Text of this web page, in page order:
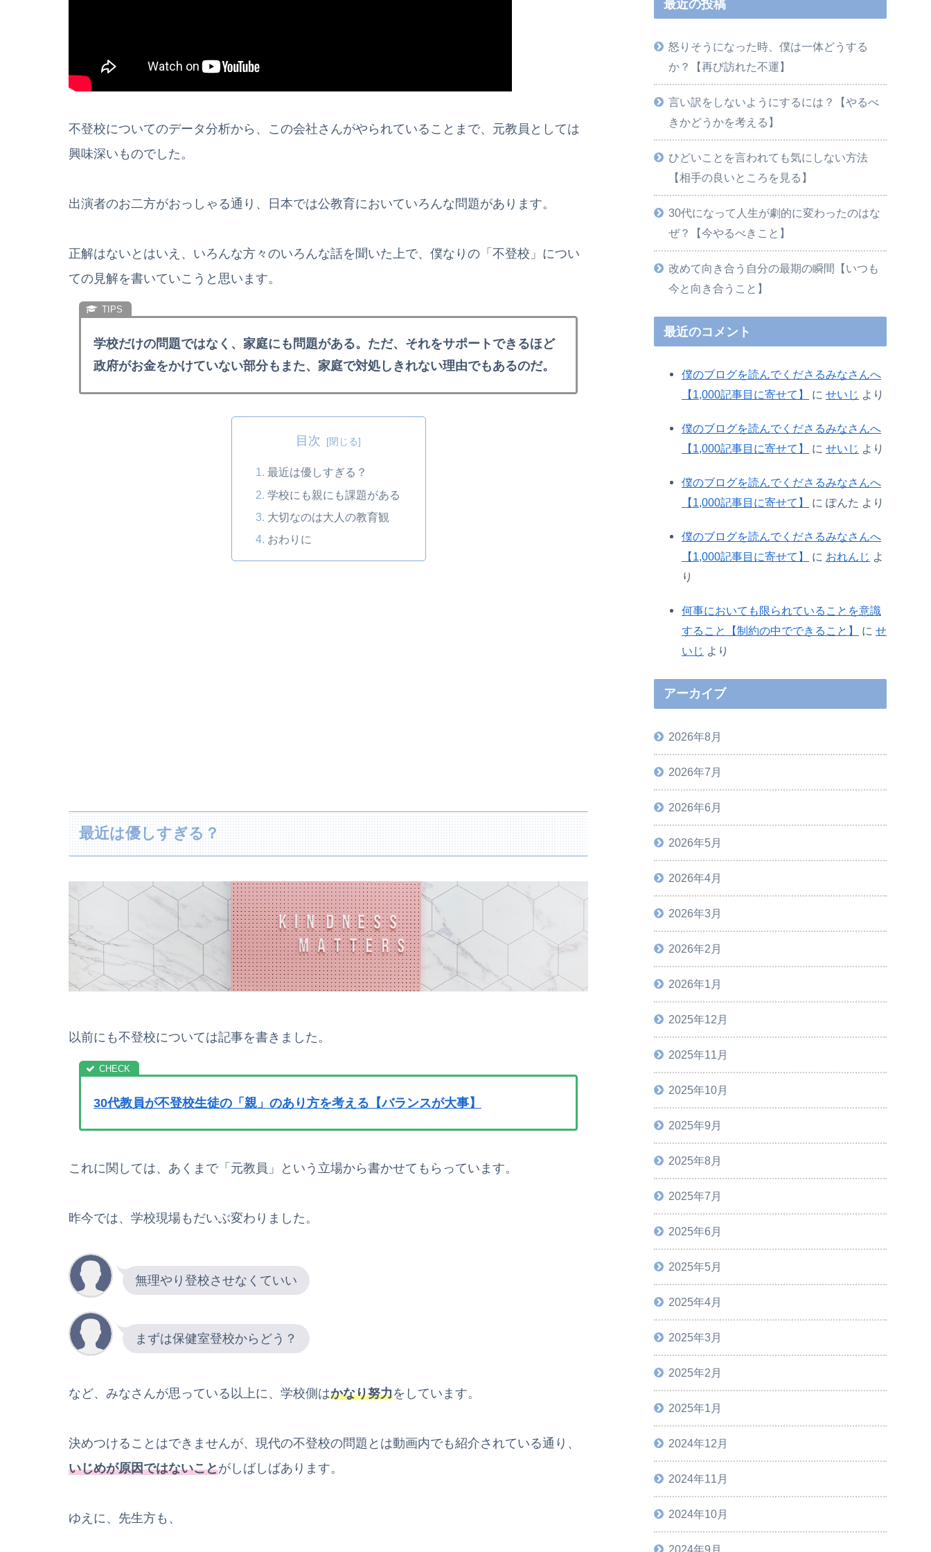
不登校についてのデータ分析から、この会社さんがやられていることまで、元教員としては
興味深いものでした。
出演者のお二方がおっしゃる通り、日本では公教育においていろんな問題があります。
正解はないとはいえ、いろんな方々のいろんな話を聞いた上で、僕なりの「不登校」につい
ての見解を書いていこうと思います。
学校だけの問題ではなく、家庭にも問題がある。ただ、それをサポートできるほど
政府がお金をかけていない部分もまた、家庭で対処しきれない理由でもあるのだ。
目次
最近は優しすぎる？
学校にも親にも課題がある
大切なのは大人の教育観
おわりに
最近は優しすぎる？
以前にも不登校については記事を書きました。
30代教員が不登校生徒の「親」のあり方を考える【バランスが大事】
これに関しては、あくまで「元教員」という立場から書かせてもらっています。
昨今では、学校現場もだいぶ変わりました。
無理やり登校させなくていい
まずは保健室登校からどう？
など、みなさんが思っている以上に、学校側はかなり努力をしています。
決めつけることはできませんが、現代の不登校の問題とは動画内でも紹介されている通り、
いじめが原因ではないことがしばしばあります。
ゆえに、先生方も、
最近の投稿
怒りそうになった時、僕は一体どうする
か？【再び訪れた不運】
言い訳をしないようにするには？【やるべ
きかどうかを考える】
ひどいことを言われても気にしない方法
【相手の良いところを見る】
30代になって人生が劇的に変わったのはな
ぜ？【今やるべきこと】
改めて向き合う自分の最期の瞬間【いつも
今と向き合うこと】
最近のコメント
僕のブログを読んでくださるみなさんへ
【1,000記事目に寄せて】
に せいじ より
僕のブログを読んでくださるみなさんへ
【1,000記事目に寄せて】
に せいじ より
僕のブログを読んでくださるみなさんへ
【1,000記事目に寄せて】
に ぽんた より
僕のブログを読んでくださるみなさんへ
【1,000記事目に寄せて】
に おれんじ よ
り
何事においても限られていることを意識
すること【制約の中でできること】
に せ
いじ より
アーカイブ
2026年8月
2026年7月
2026年6月
2026年5月
2026年4月
2026年3月
2026年2月
2026年1月
2025年12月
2025年11月
2025年10月
2025年9月
2025年8月
2025年7月
2025年6月
2025年5月
2025年4月
2025年3月
2025年2月
2025年1月
2024年12月
2024年11月
2024年10月
2024年9月